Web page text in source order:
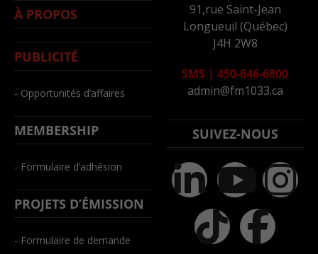
À PROPOS
PUBLICITÉ
- Opportunités d’affaires
MEMBERSHIP
- Formulaire d’adhésion
PROJETS D’ÉMISSION
- Formulaire de demande
91,rue Saint-Jean
Longueuil (Québec)
J4H 2W8
SMS | 450-646-6800
admin@fm1033.ca
SUIVEZ-NOUS